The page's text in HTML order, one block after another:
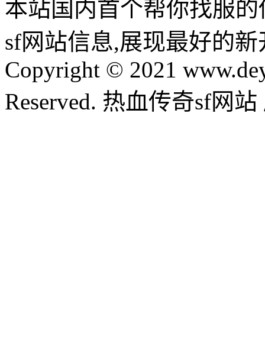
本站国内首个帮你找服
sf网站信息,展现最好的
Copyright © 2021
Reserved. 热血传奇sf网